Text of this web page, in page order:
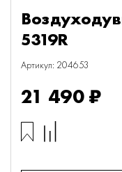
5319R
Артикул: 204653
21 490 ₽